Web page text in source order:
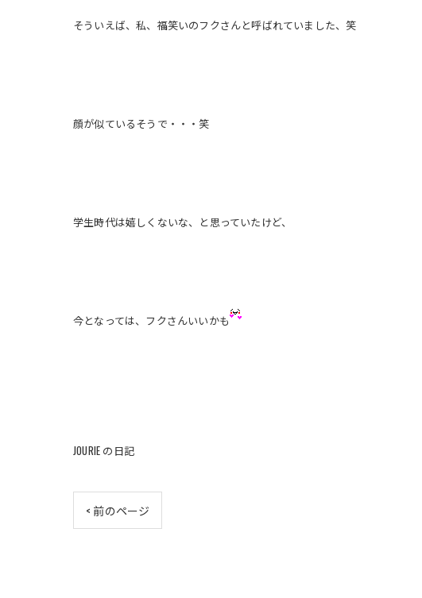
そういえば、私、福笑いのフクさんと呼ばれていました、笑
顔が似ているそうで・・・笑
学生時代は嬉しくないな、と思っていたけど、
今となっては、フクさんいいかも
JOURIE の日記
< 前のページ